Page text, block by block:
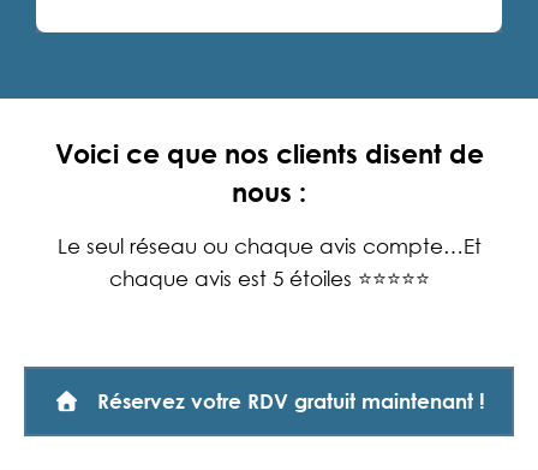
Voici ce que nos clients disent de
nous :
Le seul réseau ou chaque avis compte…Et
chaque avis est 5 étoiles ⭐⭐⭐⭐⭐
Réservez votre RDV gratuit maintenant !